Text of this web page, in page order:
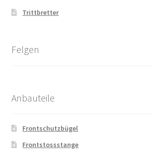
Trittbretter
Felgen
Anbauteile
Frontschutzbügel
Frontstossstange